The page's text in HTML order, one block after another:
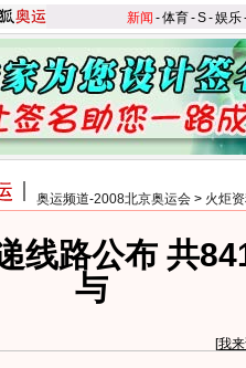
新闻 -体育-S-娱乐
奥运频道-2008北京奥运会 > 火炬
线路公布 共
与
[我